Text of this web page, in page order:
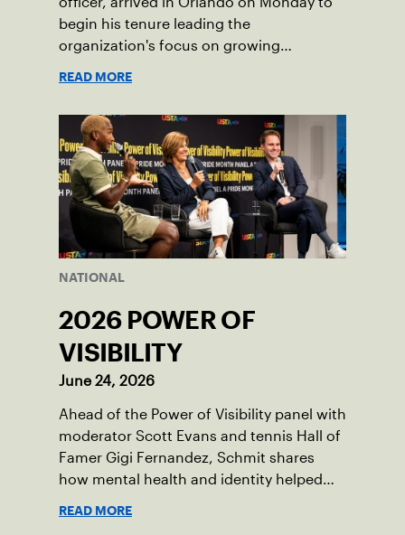
begin his tenure leading the
organization's focus on growing
READ MORE
NATIONAL
2026 POWER OF
VISIBILITY
June 24, 2026
Ahead of the Power of Visibility panel with
moderator Scott Evans and tennis Hall of
Famer Gigi Fernandez, Schmit shares
how mental health and identity helped
READ MORE